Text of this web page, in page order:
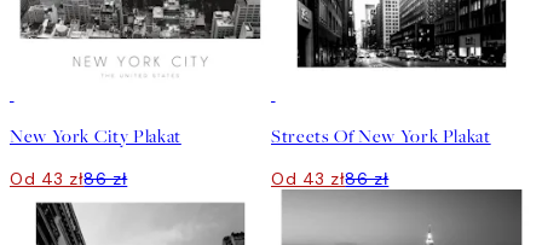
New York City Plakat
Od 43 zł86 zł
Streets Of New York Plakat
Od 43 zł86 zł